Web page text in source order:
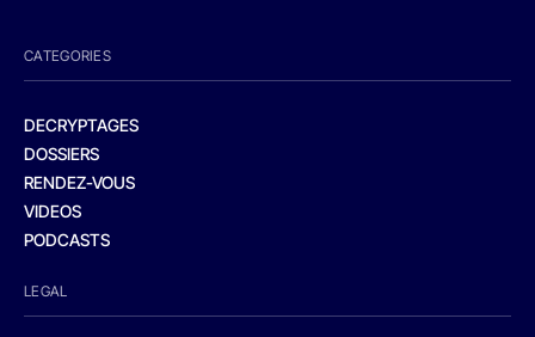
CATEGORIES
DECRYPTAGES
DOSSIERS
RENDEZ-VOUS
VIDEOS
PODCASTS
LEGAL